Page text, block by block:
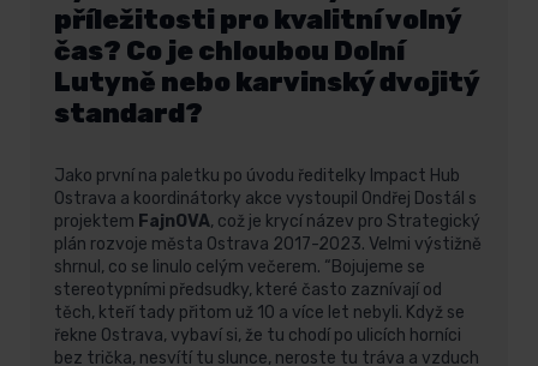
příležitosti pro kvalitní volný
čas? Co je chloubou Dolní
Lutyně nebo karvinský dvojitý
standard?
Jako první na paletku po úvodu ředitelky Impact Hub
Ostrava a koordinátorky akce vystoupil Ondřej Dostál s
projektem FajnOVA, což je krycí název pro Strategický
plán rozvoje města Ostrava 2017-2023. Velmi výstižně
shrnul, co se linulo celým večerem. “Bojujeme se
stereotypními předsudky, které často zaznívají od
těch, kteří tady přitom už 10 a více let nebyli. Když se
řekne Ostrava, vybaví si, že tu chodí po ulicích horníci
bez trička, nesvítí tu slunce, neroste tu tráva a vzduch